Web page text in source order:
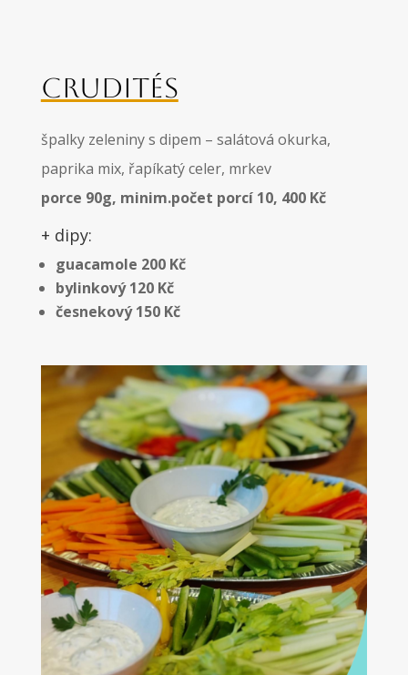
CRUDITÉS
špalky zeleniny s dipem – salátová okurka,
paprika mix, řapíkatý celer, mrkev
porce 90g, minim.počet porcí 10, 400 Kč
+ dipy:
guacamole 200 Kč
bylinkový 120 Kč
česnekový 150 Kč